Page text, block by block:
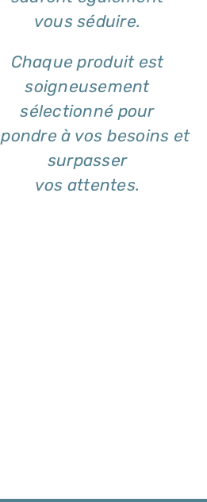
vous séduire.
Chaque produit est
soigneusement
sélectionné pour
à vos besoins et
surpasser
vos attentes.